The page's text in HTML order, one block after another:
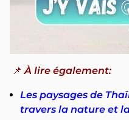
📌 À lire également:
Les paysages de
travers la nature et